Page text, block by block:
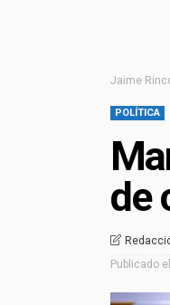
Jaime
POLÍTICA
de
Publicado el